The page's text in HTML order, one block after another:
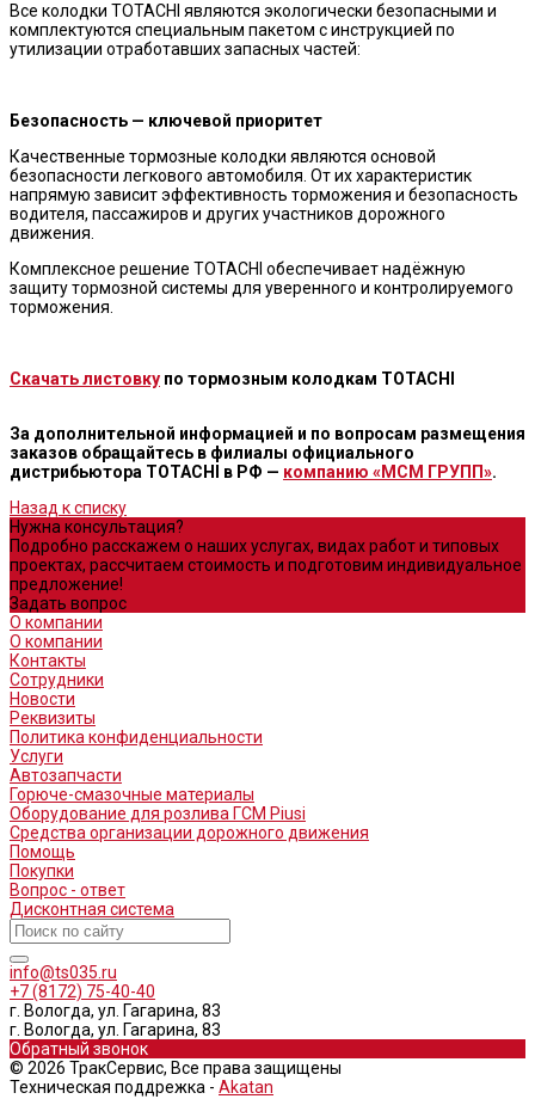
Все колодки TOTACHI являются экологически безопасными и
комплектуются специальным пакетом с инструкцией по
утилизации отработавших запасных частей:
Безопасность — ключевой приоритет
Качественные тормозные колодки являются основой
безопасности легкового автомобиля. От их характеристик
напрямую зависит эффективность торможения и безопасность
водителя, пассажиров и других участников дорожного
движения.
Комплексное решение TOTACHI обеспечивает надёжную
защиту тормозной системы для уверенного и контролируемого
торможения.
Скачать листовку по тормозным колодкам TOTACHI
За дополнительной информацией и по вопросам размещения
заказов обращайтесь в филиалы официального
дистрибьютора TOTACHI в РФ — компанию «МСМ ГРУПП».
Назад к списку
Нужна консультация?
Подробно расскажем о наших услугах, видах работ и типовых
проектах, рассчитаем стоимость и подготовим индивидуальное
предложение!
Задать вопрос
О компании
О компании
Контакты
Сотрудники
Новости
Реквизиты
Политика конфиденциальности
Услуги
Автозапчасти
Горюче-смазочные материалы
Оборудование для розлива ГСМ Piusi
Средства организации дорожного движения
Помощь
Покупки
Вопрос - ответ
Дисконтная система
info@ts035.ru
+7 (8172) 75-40-40
г. Вологда, ул. Гагарина, 83
г. Вологда, ул. Гагарина, 83
Обратный звонок
© 2026 ТракСервис, Все права защищены
Техническая поддрежка - Akatan